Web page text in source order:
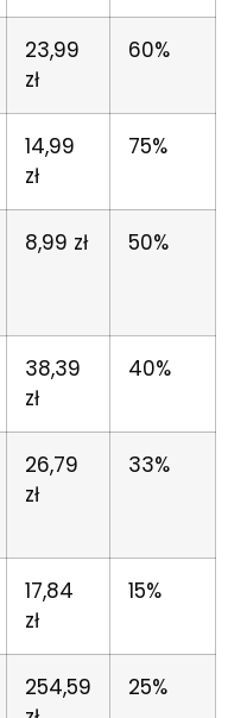
23,99
zł
60%
14,99
zł
75%
8,99 zł 50%
38,39
zł
40%
26,79
zł
33%
17,84
zł
15%
254,59
25%